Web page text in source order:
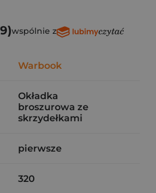
wspólnie z
Warbook
Okładka
broszurowa ze
skrzydełkami
pierwsze
320